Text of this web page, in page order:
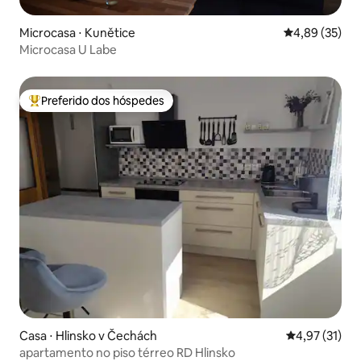
Microcasa ⋅ Kunětice 4,89 de uma
4,89 (35)
Microcasa U Labe
Entre os melhores preferidos dos hóspedes
Preferido dos hóspedes
Casa ⋅ Hlinsko v Čechách 4,97 de uma
4,97 (31)
apartamento no piso térreo RD Hlinsko